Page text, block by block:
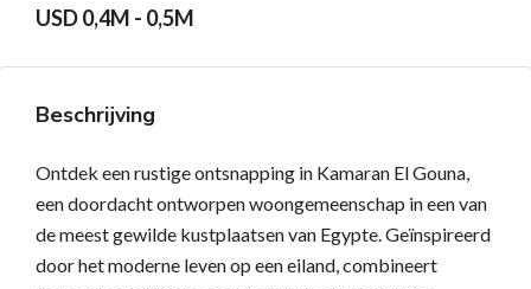
USD 0,4M - 0,5M
Beschrijving
Ontdek een rustige ontsnapping in Kamaran El Gouna,
een doordacht ontworpen woongemeenschap in een van
de meest gewilde kustplaatsen van Egypte. Geïnspireerd
door het moderne leven op een eiland, combineert